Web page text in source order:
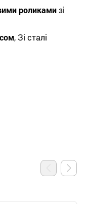
роликамизі
, Зі сталі